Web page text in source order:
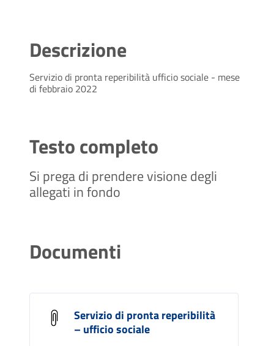
Descrizione
Servizio di pronta reperibilità ufficio sociale - mese
di febbraio 2022
Testo completo
Si prega di prendere visione degli
allegati in fondo
Documenti
Servizio di pronta reperibilità
– ufficio sociale